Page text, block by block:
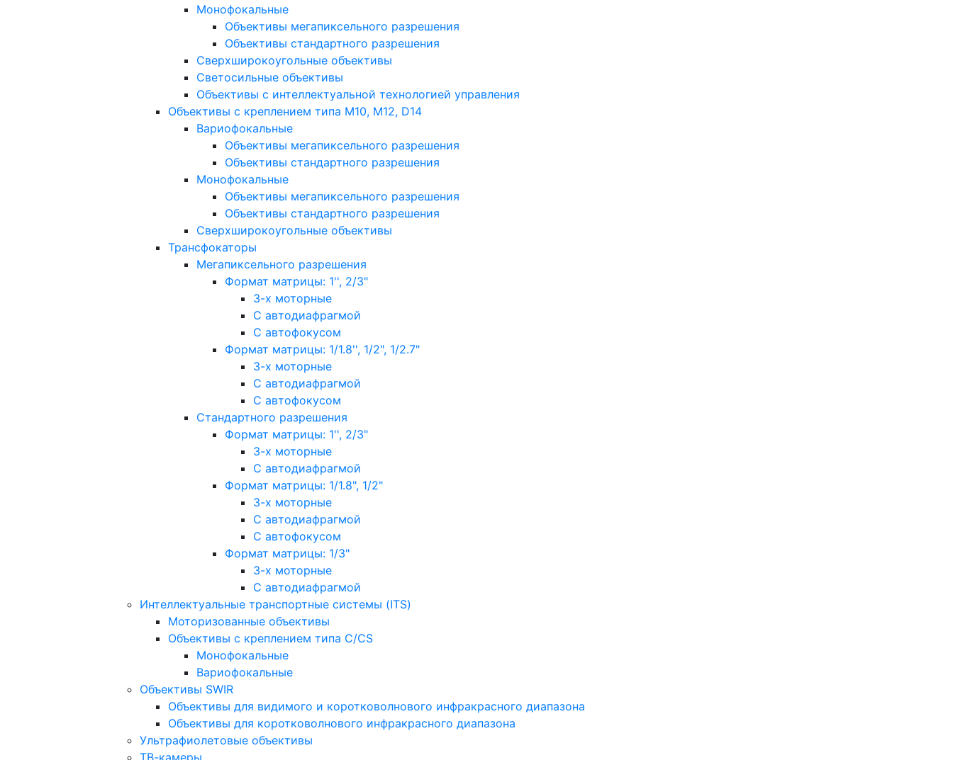
Монофокальные
Объективы мегапиксельного разрешения
Объективы стандартного разрешения
Сверхширокоугольные объективы
Светосильные объективы
Объективы с интеллектуальной технологией управления
Объективы с креплением типа M10, M12, D14
Вариофокальные
Объективы мегапиксельного разрешения
Объективы стандартного разрешения
Монофокальные
Объективы мегапиксельного разрешения
Объективы стандартного разрешения
Сверхширокоугольные объективы
Трансфокаторы
Мегапиксельного разрешения
Формат матрицы: 1'', 2/3"
3-х моторные
С автодиафрагмой
С автофокусом
Формат матрицы: 1/1.8'', 1/2", 1/2.7"
3-х моторные
С автодиафрагмой
С автофокусом
Стандартного разрешения
Формат матрицы: 1'', 2/3"
3-х моторные
С автодиафрагмой
Формат матрицы: 1/1.8", 1/2"
3-х моторные
С автодиафрагмой
С автофокусом
Формат матрицы: 1/3"
3-х моторные
С автодиафрагмой
Интеллектуальные транспортные системы (ITS)
Моторизованные объективы
Объективы с креплением типа C/CS
Монофокальные
Вариофокальные
Объективы SWIR
Объективы для видимого и коротковолнового инфракрасного диапазона
Объективы для коротковолнового инфракрасного диапазона
Ультрафиолетовые объективы
ТВ-камеры